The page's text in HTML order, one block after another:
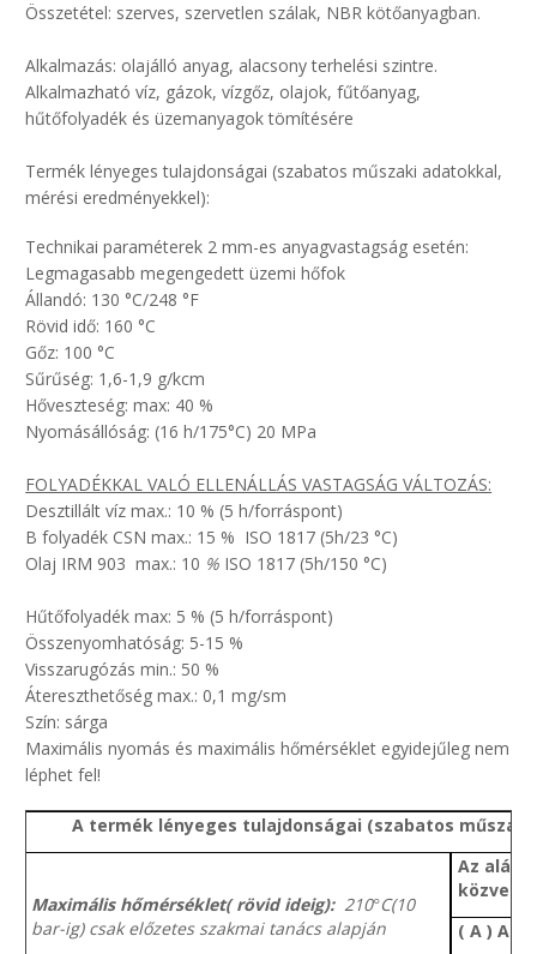
Összetétel: szerves, szervetlen szálak, NBR kötőanyagban.
Alkalmazás: olajálló anyag, alacsony terhelési szintre.
Alkalmazható víz, gázok, vízgőz, olajok, fűtőanyag,
hűtőfolyadék és üzemanyagok tömítésére
Termék lényeges tulajdonságai (szabatos műszaki adatokkal,
mérési eredményekkel):
Technikai paraméterek 2 mm-es anyagvastagság esetén:
Legmagasabb megengedett üzemi hőfok
Állandó: 130 °C/248 °F
Rövid idő: 160 °C
Gőz: 100 °C
Sűrűség: 1,6-1,9 g/kcm
Hőveszteség: max: 40 %
Nyomásállóság: (16 h/175°C) 20 MPa
FOLYADÉKKAL VALÓ ELLENÁLLÁS VASTAGSÁG VÁLTOZÁS:
Desztillált víz max.: 10 % (5 h/forráspont)
B folyadék CSN max.: 15 % ISO 1817 (5h/23 °C)
Olaj IRM 903 max.: 10 % ISO 1817 (5h/150 °C)
Hűtőfolyadék max: 5 % (5 h/forráspont)
Összenyomhatóság: 5-15 %
Visszarugózás min.: 50 %
Átereszthetőség max.: 0,1 mg/sm
Szín: sárga
Maximális nyomás és maximális hőmérséklet egyidejűleg nem
léphet fel!
A termék lényeges tulajdonságai (szabatos
Maximális hőmérséklet( rövid ideig):210°C(10
bar-ig) csak előzetes szakmai tanács alapján
Az
( A )